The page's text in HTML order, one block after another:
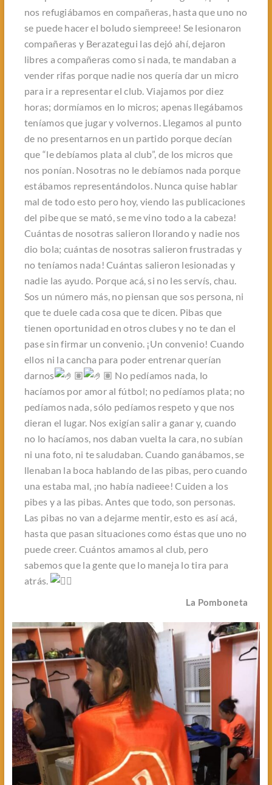
nos refugiábamos en compañeras, hasta que uno no
se puede hacer el boludo siempreee! Se lesionaron
compañeras y Berazategui las dejó ahí, dejaron
libres a compañeras como si nada, te mandaban a
vender rifas porque nadie nos quería dar un micro
para ir a representar el club. Viajamos por diez
horas; dormíamos en lo micros; apenas llegábamos
teníamos que jugar y volvernos. Llegamos al punto
de no presentarnos en un partido porque decían
que “le debíamos plata al club”, de los micros que
nos ponían. Nosotras no le debíamos nada porque
estábamos representándolos. Nunca quise hablar
mal de todo esto pero hoy, viendo las publicaciones
del pibe que se mató, se me vino todo a la cabeza!
Cuántas de nosotras salieron llorando y nadie nos
dio bola; cuántas de nosotras salieron frustradas y
no teníamos nada! Cuántas salieron lesionadas y
nadie las ayudo. Porque acá, si no les servís, chau.
Sos un número más, no piensan que sos persona, ni
que te duele cada cosa que te dicen. Pibas que
tienen oportunidad en otros clubes y no te dan el
pase sin firmar un convenio. ¡Un convenio! Cuando
ellos ni la cancha para poder entrenar querían
darnos
No pedíamos nada, lo
hacíamos por amor al fútbol; no pedíamos plata; no
pedíamos nada, sólo pedíamos respeto y que nos
dieran el lugar. Nos exigían salir a ganar y, cuando
no lo hacíamos, nos daban vuelta la cara, no subían
ni una foto, ni te saludaban. Cuando ganábamos, se
llenaban la boca hablando de las pibas, pero cuando
una estaba mal, ¡no había nadieee! Cuiden a los
pibes y a las pibas. Antes que todo, son personas.
Las pibas no van a dejarme mentir, esto es así acá,
hasta que pasan situaciones como éstas que uno no
puede creer. Cuántos amamos al club, pero
sabemos que la gente que lo maneja lo tira para
atrás.
La Pomboneta